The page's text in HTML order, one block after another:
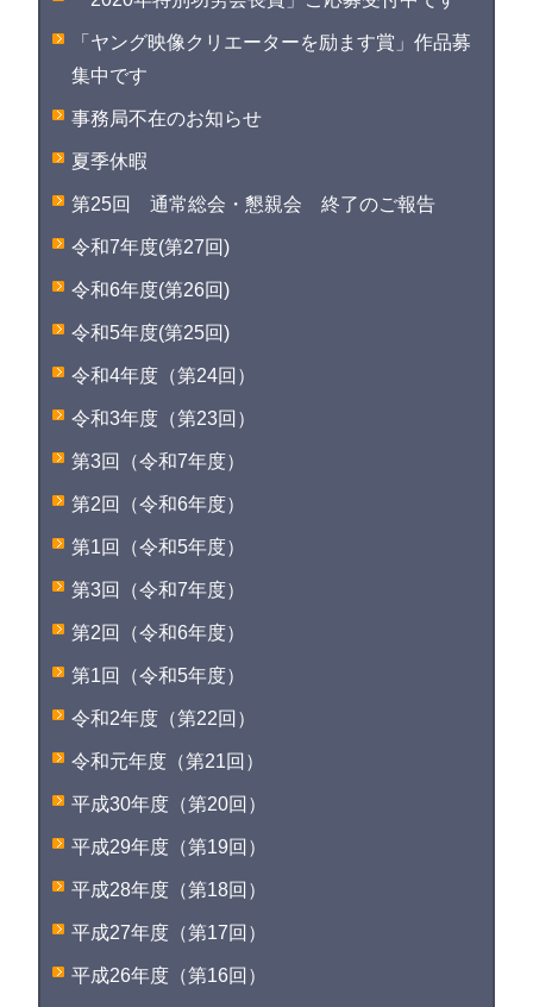
「ヤング映像クリエーターを励ます賞」作品募
集中です
事務局不在のお知らせ
夏季休暇
第25回 通常総会・懇親会 終了のご報告
令和7年度(第27回)
令和6年度(第26回)
令和5年度(第25回)
令和4年度（第24回）
令和3年度（第23回）
第3回（令和7年度）
第2回（令和6年度）
第1回（令和5年度）
第3回（令和7年度）
第2回（令和6年度）
第1回（令和5年度）
令和2年度（第22回）
令和元年度（第21回）
平成30年度（第20回）
平成29年度（第19回）
平成28年度（第18回）
平成27年度（第17回）
平成26年度（第16回）